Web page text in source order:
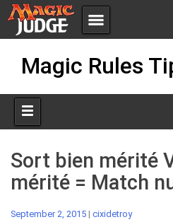
menu
Apps
Policies IPG
JAR
Magic Rules
Sort bien mérité
mérité = Match
September 2, 2015 | cixidetroy